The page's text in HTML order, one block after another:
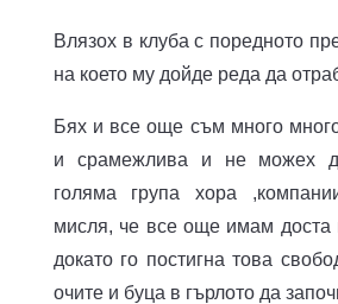
Влязох в клуба с поредното
на което му дойде реда да
Бях и все още съм много
и срамежлива и не можех
голяма група хора
мисля, че все още имам доста
докато го постигна това
очите и буца в гърлото да